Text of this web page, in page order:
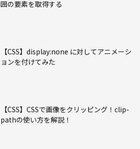
囲の要素を取得する
【CSS】display:none に対してアニメーシ
ョンを付けてみた
【CSS】CSSで画像をクリッピング！clip-
pathの使い方を解説！